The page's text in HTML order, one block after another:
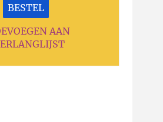
BESTEL
AAN